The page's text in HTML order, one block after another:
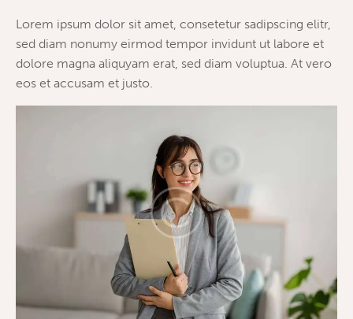
Lorem ipsum dolor sit amet, consetetur sadipscing elitr,
sed diam nonumy eirmod tempor invidunt ut labore et
dolore magna aliquyam erat, sed diam voluptua. At vero
eos et accusam et justo.